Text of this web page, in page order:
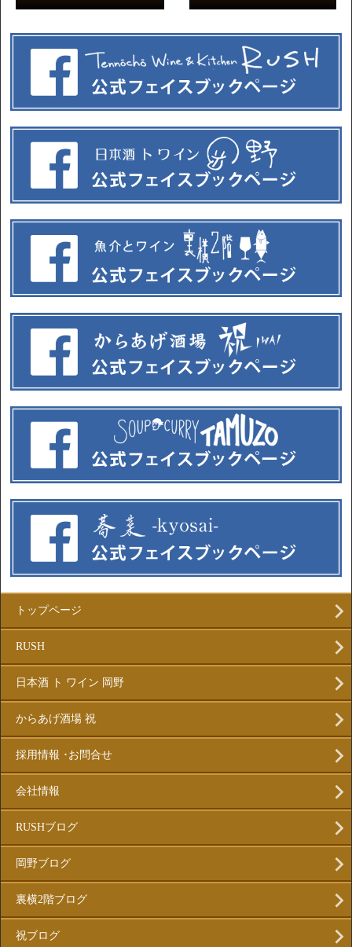
トップページ
RUSH
日本酒 ト ワイン 岡野
からあげ酒場 祝
採用情報 ･お問合せ
会社情報
RUSHブログ
岡野ブログ
裏横2階ブログ
祝ブログ